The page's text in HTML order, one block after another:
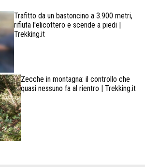
Trafitto da un bastoncino a 3.900 metri,
rifiuta l'elicottero e scende a piedi |
Trekking.it
Zecche in montagna: il controllo che
quasi nessuno fa al rientro | Trekking.it